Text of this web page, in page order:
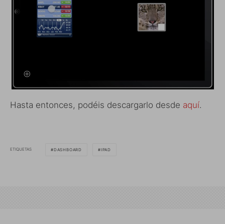
Hasta entonces, podéis descargarlo desde aquí.
ETIQUETAS DASHBOARD IPAD